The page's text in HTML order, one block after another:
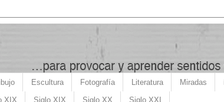
Escultura Fotografía Literatura Miradas
XIX Siglo XIX Siglo XX Siglo XXI